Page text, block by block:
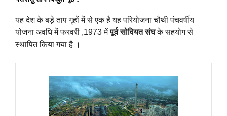
यह देश के बड़े ताप गृहों में से एक है यह परियोजना चौथी पंचवर्षीय
योजना अवधि में फरवरी ,1973 मेंपूर्व सोवियत संघके सहयोग से
स्थापित किया गया है ।